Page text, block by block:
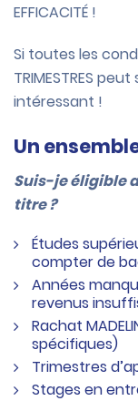
EFFICACITÉ !
Si toutes les
TRIMESTRES
intéressant !
Un
Suis-je éligible
titre ?
Études
compter de
Années
revenus
Rachat
spécifiques)
Trimestres
Stages en